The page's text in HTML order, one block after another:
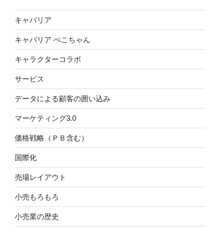
キャバリア
キャバリア ぺこちゃん
キャラクターコラボ
サービス
データによる顧客の囲い込み
マーケティング3.0
価格戦略（ＰＢ含む）
国際化
売場レイアウト
小売もろもろ
小売業の歴史